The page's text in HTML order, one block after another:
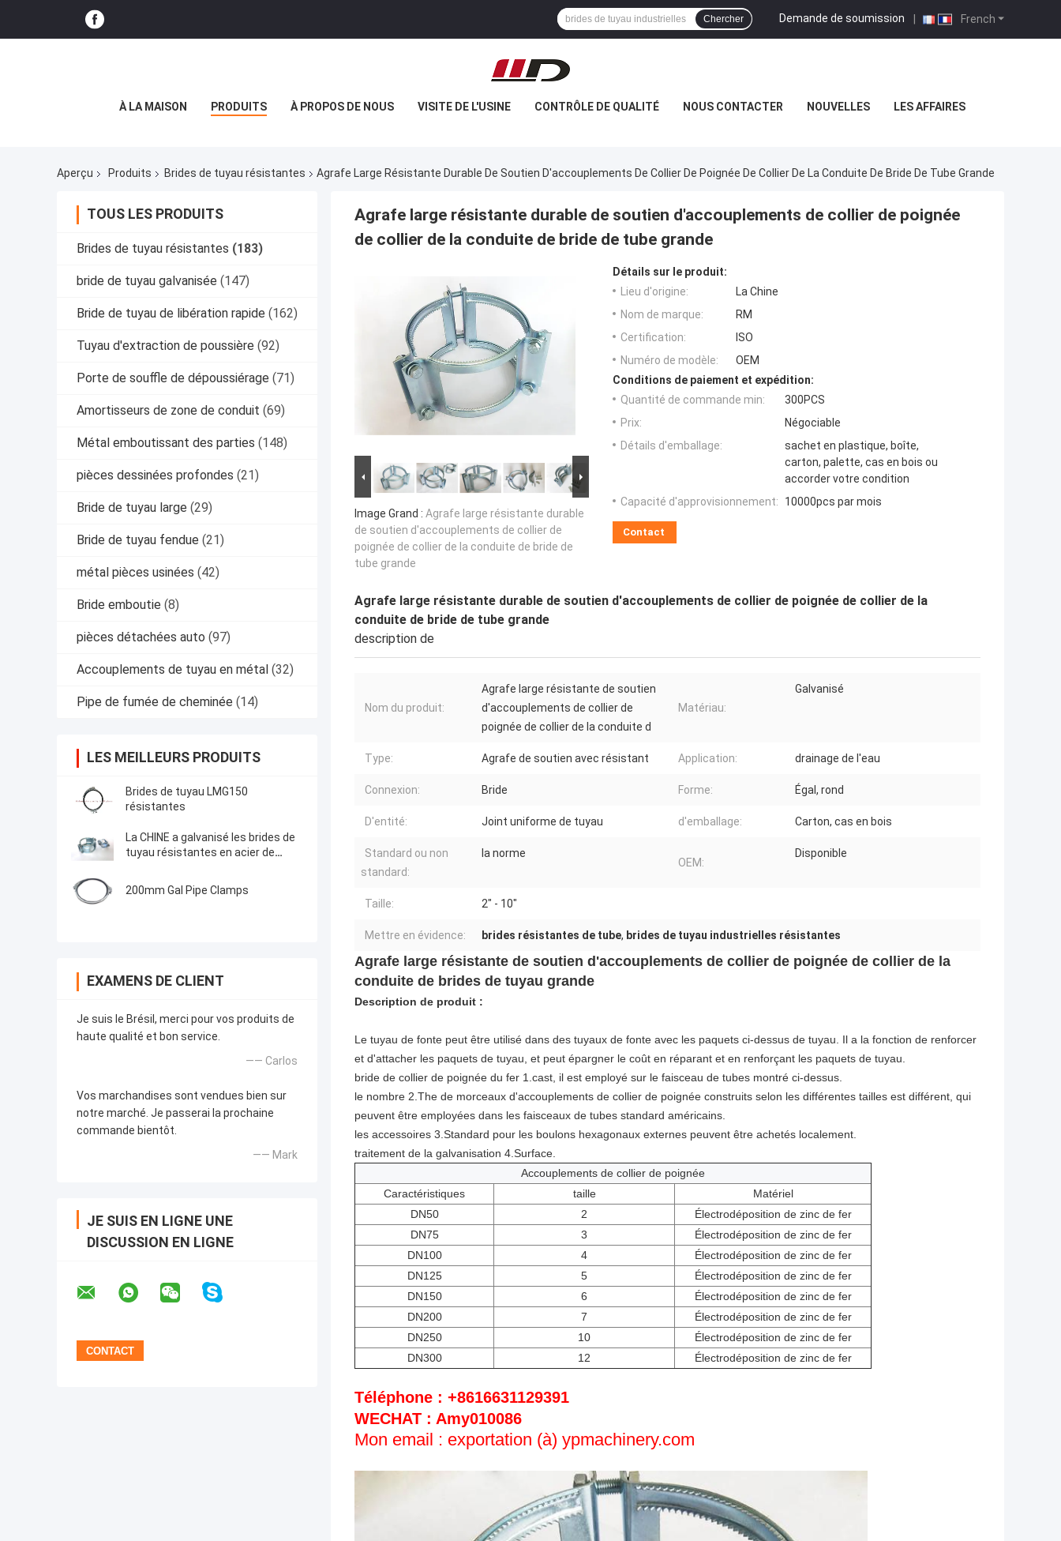
French
Demande de soumission |
Chercher
À LA MAISON PRODUITS À PROPOS DE NOUS VISITE DE L'USINE CONTRÔLE DE QUALITÉ NOUS CONTACTER NOUVELLES LES AFFAIRES
Aperçu Produits Brides de tuyau résistantes Agrafe Large Résistante Durable De Soutien D'accouplements De Collier De Poignée De Collier De La Conduite De Bride De Tube Grande
TOUS LES PRODUITS
Brides de tuyau résistantes (183)
bride de tuyau galvanisée (147)
Bride de tuyau de libération rapide (162)
Tuyau d'extraction de poussière (92)
Porte de souffle de dépoussiérage (71)
Amortisseurs de zone de conduit (69)
Métal emboutissant des parties (148)
pièces dessinées profondes (21)
Bride de tuyau large (29)
Bride de tuyau fendue (21)
métal pièces usinées (42)
Bride emboutie (8)
pièces détachées auto (97)
Accouplements de tuyau en métal (32)
Pipe de fumée de cheminée (14)
LES MEILLEURS PRODUITS
Brides de tuyau LMG150
résistantes
La CHINE a galvanisé les brides de
tuyau résistantes en acier de
200mm Gal Pipe Clamps
EXAMENS DE CLIENT
Je suis le Brésil, merci pour vos produits de
haute qualité et bon service.
—— Carlos
Vos marchandises sont vendues bien sur
notre marché. Je passerai la prochaine
commande bientôt.
—— Mark
JE SUIS EN LIGNE UNE
DISCUSSION EN LIGNE
Agrafe large résistante durable de soutien d'accouplements de collier de poignée
de collier de la conduite de bride de tube grande
Image Grand : Agrafe large résistante durable
de soutien d'accouplements de collier de
poignée de collier de la conduite de bride de
tube grande
Détails sur le produit:
Lieu d'origine:
La Chine
Nom de marque:
RM
Certification:
ISO
Numéro de modèle:
OEM
Conditions de paiement et expédition:
Quantité de commande min:
300PCS
Prix:
Négociable
Détails d'emballage:
sachet en plastique, boîte,
carton, palette, cas en bois ou
accorder votre condition
Capacité d'approvisionnement:
10000pcs par mois
Contact
Agrafe large résistante durable de soutien d'accouplements de collier de poignée de collier de la
conduite de bride de tube grande
description de
Nom du produit:
Agrafe large résistante de soutien
d'accouplements de collier de
poignée de collier de la conduite d
Matériau:
Galvanisé
Type: Agrafe de soutien avec résistant Application: drainage de l'eau
Connexion: Bride Forme: Égal, rond
D'entité: Joint uniforme de tuyau d'emballage: Carton, cas en bois
Standard ou non
standard:
la norme
OEM:
Disponible
Taille: 2" - 10"
Mettre en évidence: brides résistantes de tube, brides de tuyau industrielles résistantes
Agrafe large résistante de soutien d'accouplements de collier de poignée de collier de la
conduite de brides de tuyau grande
Description de produit :
Le tuyau de fonte peut être utilisé dans des tuyaux de fonte avec les paquets ci-dessus de tuyau. Il a la fonction de renforcer
et d'attacher les paquets de tuyau, et peut épargner le coût en réparant et en renforçant les paquets de tuyau.
bride de collier de poignée du fer 1.cast, il est employé sur le faisceau de tubes montré ci-dessus.
le nombre 2.The de morceaux d'accouplements de collier de poignée construits selon les différentes tailles est différent, qui
peuvent être employées dans les faisceaux de tubes standard américains.
les accessoires 3.Standard pour les boulons hexagonaux externes peuvent être achetés localement.
traitement de la galvanisation 4.Surface.
Accouplements de collier de poignée
Caractéristiques
taille
Matériel
DN50
2
Électrodéposition de zinc de fer
DN75
3
Électrodéposition de zinc de fer
DN100
4
Électrodéposition de zinc de fer
DN125
5
Électrodéposition de zinc de fer
DN150
6
Électrodéposition de zinc de fer
DN200
7
Électrodéposition de zinc de fer
DN250
10
Électrodéposition de zinc de fer
DN300
12 Électrodéposition de zinc de fer
Téléphone : +8616631129391
WECHAT : Amy010086
Mon email : exportation (à) ypmachinery.com